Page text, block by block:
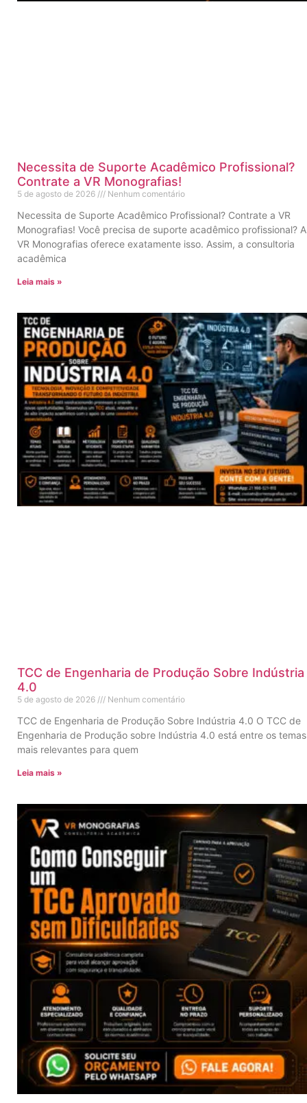
Necessita de Suporte Acadêmico Profissional?
Contrate a VR Monografias!
5 de agosto de 2026 Nenhum comentário
Necessita de Suporte Acadêmico Profissional? Contrate a VR
Monografias! Você precisa de suporte acadêmico profissional? A
VR Monografias oferece exatamente isso. Assim, a consultoria
acadêmica
Leia mais »
TCC de Engenharia de Produção Sobre Indústria
4.0
5 de agosto de 2026 Nenhum comentário
TCC de Engenharia de Produção Sobre Indústria 4.0 O TCC de
Engenharia de Produção sobre Indústria 4.0 está entre os temas
mais relevantes para quem
Leia mais »